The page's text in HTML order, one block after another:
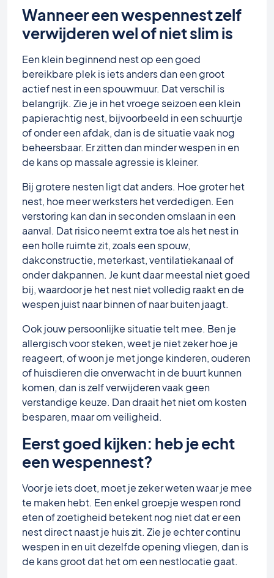
Wanneer een wespennest zelf
verwijderen wel of niet slim is
Een klein beginnend nest op een goed
bereikbare plek is iets anders dan een groot
actief nest in een spouwmuur. Dat verschil is
belangrijk. Zie je in het vroege seizoen een klein
papierachtig nest, bijvoorbeeld in een schuurtje
of onder een afdak, dan is de situatie vaak nog
beheersbaar. Er zitten dan minder wespen in en
de kans op massale agressie is kleiner.
Bij grotere nesten ligt dat anders. Hoe groter het
nest, hoe meer werksters het verdedigen. Een
verstoring kan dan in seconden omslaan in een
aanval. Dat risico neemt extra toe als het nest in
een holle ruimte zit, zoals een spouw,
dakconstructie, meterkast, ventilatiekanaal of
onder dakpannen. Je kunt daar meestal niet goed
bij, waardoor je het nest niet volledig raakt en de
wespen juist naar binnen of naar buiten jaagt.
Ook jouw persoonlijke situatie telt mee. Ben je
allergisch voor steken, weet je niet zeker hoe je
reageert, of woon je met jonge kinderen, ouderen
of huisdieren die onverwacht in de buurt kunnen
komen, dan is zelf verwijderen vaak geen
verstandige keuze. Dan draait het niet om kosten
besparen, maar om veiligheid.
Eerst goed kijken: heb je echt
een wespennest?
Voor je iets doet, moet je zeker weten waar je mee
te maken hebt. Een enkel groepje wespen rond
eten of zoetigheid betekent nog niet dat er een
nest direct naast je huis zit. Zie je echter continu
wespen in en uit dezelfde opening vliegen, dan is
de kans groot dat het om een nestlocatie gaat.